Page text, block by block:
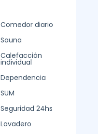
Comedor diario
Sauna
Calefacción
individual
Dependencia
SUM
Seguridad 24hs
Lavadero